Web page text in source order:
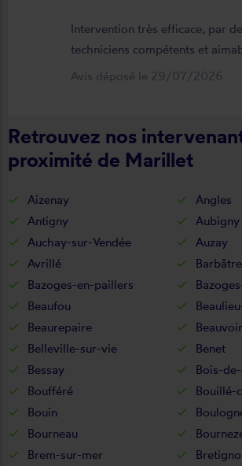
Intervention très efficace, par
techniciens compétents et
Avis déposé le 29/07/2026
Retrouvez nos
proximité de Marillet
Aizenay
Angles
Antigny
Aubigny
Auchay-sur-Vendée
Auzay
Avrillé
Barbâtre
Bazoges-en-paillers
Beaufou
Beaurepaire
Belleville-sur-vie
Benet
Bessay
Bois-
Boufféré
Bouillé-
Bouin
Bourneau
Brem-sur-mer